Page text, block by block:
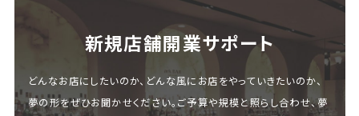
新規店舗開業サポート
どんなお店にしたいのか、どんな風にお店をやっていきたいのか、
夢の形をぜひお聞かせください。ご予算や規模と照らし合わせ、夢